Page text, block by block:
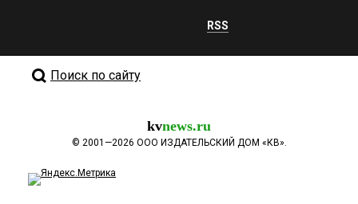
RSS
Поиск по сайту
kvnews.ru
© 2001—2026 ООО ИЗДАТЕЛЬСКИЙ ДОМ «КВ».